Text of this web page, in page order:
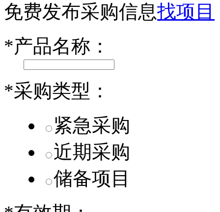
第二代 AION V核心零部件配套供应商一览
乐道L60核心零部件配套供应商一览
免费发布采购信息找项目
*产品名称：
*采购类型：
紧急采购
近期采购
储备项目